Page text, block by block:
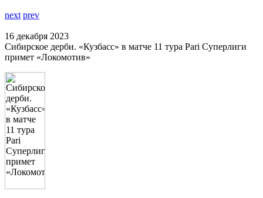
next prev
16 декабря 2023
Сибирское дерби. «Кузбасс» в матче 11 тура Pari Суперлиги
примет «Локомотив»